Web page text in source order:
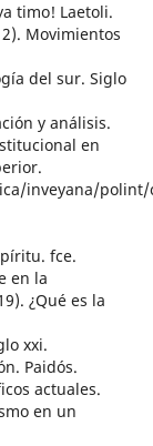
timo! Laetoli.
Movimientos
del sur. Siglo
y análisis.
en
polint/
fce.
en la
¿Qué es la
xxi.
Paidós.
actuales.
en un